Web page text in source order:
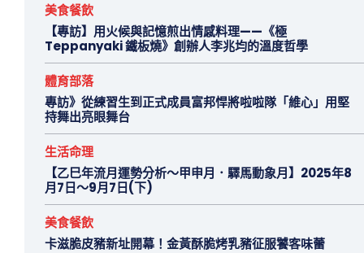
美食餐飲
【專訪】用火候與記憶煎出情感料理——《極
Teppanyaki 鐵板燒》創辦人李兆均的溫度哲學
體育部落
專訪》從練習生到正式成員富邦悍將啦啦隊「維心」用堅
持舞出亮眼舞台
生活命理
【乙巳年流月運勢分析～甲申月．驛馬動象月】2025年8
月7日～9月7日(下)
美食餐飲
卡滋脆皮豬新址開幕！金黃酥脆烤乳豬征服饕客味蕾